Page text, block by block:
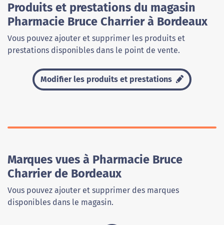
Produits et prestations du magasin
Pharmacie Bruce Charrier à Bordeaux
Vous pouvez ajouter et supprimer les produits et
prestations disponibles dans le point de vente.
Modifier les produits et prestations
Marques vues à Pharmacie Bruce
Charrier de Bordeaux
Vous pouvez ajouter et supprimer des marques
disponibles dans le magasin.